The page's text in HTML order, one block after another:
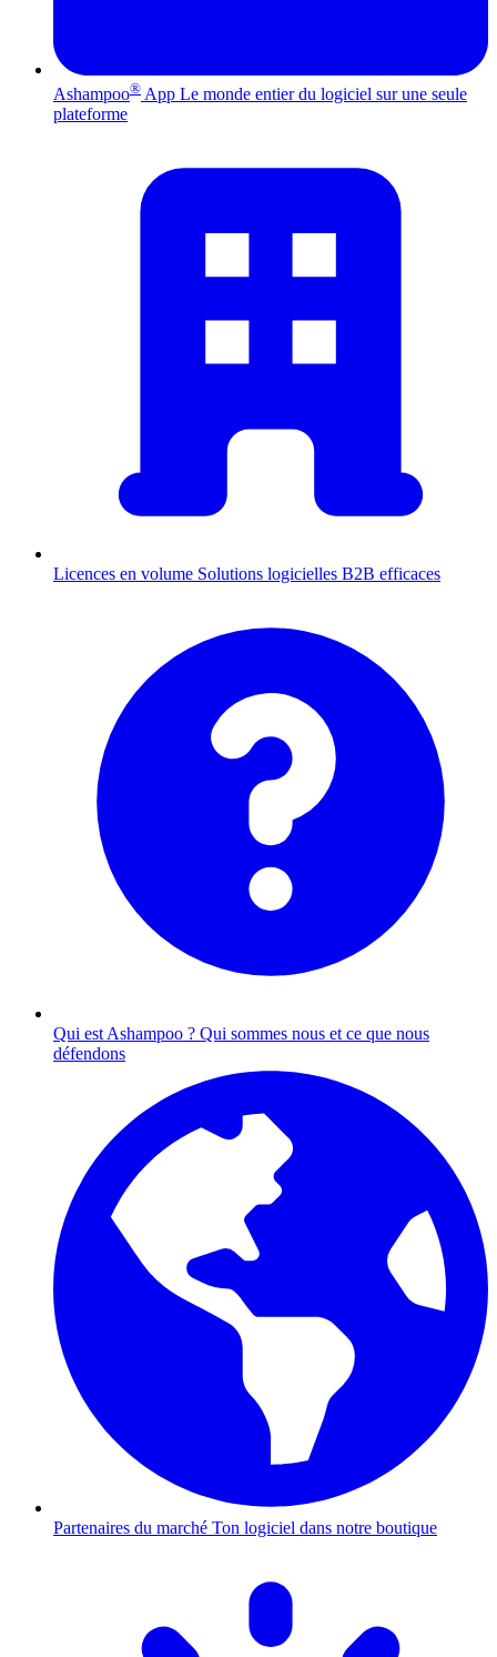
Ashampoo® App Le monde entier du logiciel sur une seule
plateforme
Licences en volume Solutions logicielles B2B efficaces
Qui est Ashampoo ? Qui sommes nous et ce que nous
défendons
Partenaires du marché Ton logiciel dans notre boutique